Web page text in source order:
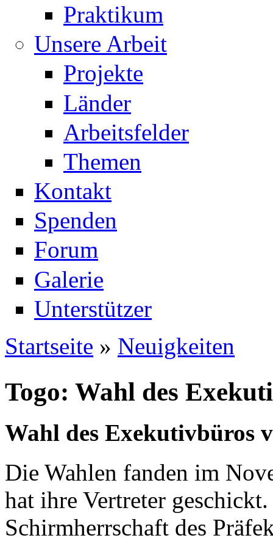
Praktikum
Unsere Arbeit
Projekte
Länder
Arbeitsfelder
Themen
Kontakt
Spenden
Forum
Galerie
Unterstützer
Sie sind hier
Startseite » Neuigkeiten
Togo: Wahl des
Wahl des Exekutivbüros
Die Wahlen fanden im
hat ihre Vertreter
Schirmherrschaft des